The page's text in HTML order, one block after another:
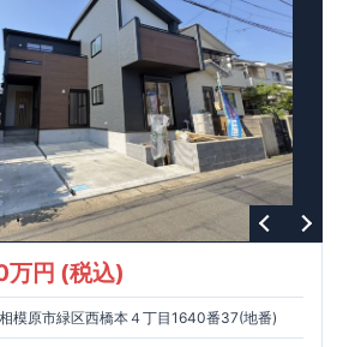
円 (税込)
模原市緑区西橋本４丁目1640番37(地番)